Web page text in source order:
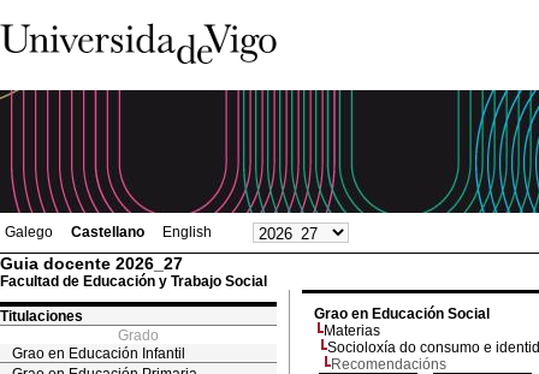
Galego Castellano English
Guia docente 2026_27
Facultad de Educación y Trabajo Social
Titulaciones
Grado
Grao en Educación Infantil
Grao en Educación Social
Materias
Socioloxía do consumo e
Recomendacións